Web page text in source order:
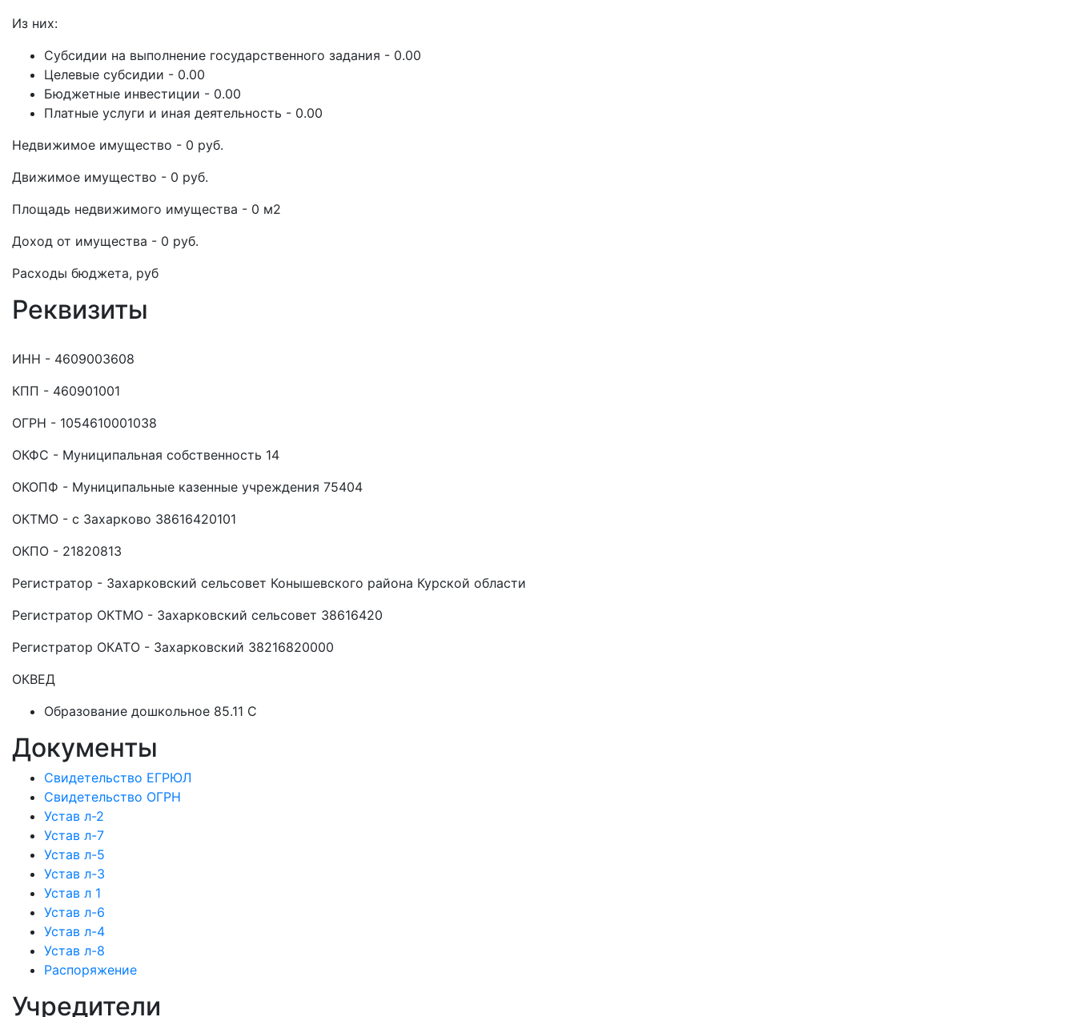
Из них:
Субсидии на выполнение государственного задания - 0.00
Целевые субсидии - 0.00
Бюджетные инвестиции - 0.00
Платные услуги и иная деятельность - 0.00
Недвижимое имущество - 0 руб.
Движимое имущество - 0 руб.
Площадь недвижимого имущества - 0 м2
Доход от имущества - 0 руб.
Расходы бюджета, руб
Реквизиты
ИНН - 4609003608
КПП - 460901001
ОГРН - 1054610001038
ОКФС - Муниципальная собственность 14
ОКОПФ - Муниципальные казенные учреждения 75404
ОКТМО - с Захарково 38616420101
ОКПО - 21820813
Регистратор - Захарковский сельсовет Конышевского района Курской области
Регистратор ОКТМО - Захарковский сельсовет 38616420
Регистратор ОКАТО - Захарковский 38216820000
ОКВЕД
Образование дошкольное 85.11 C
Документы
Свидетельство ЕГРЮЛ
Свидетельство ОГРН
Устав л-2
Устав л-7
Устав л-5
Устав л-3
Устав л 1
Устав л-6
Устав л-4
Устав л-8
Распоряжение
Учредители